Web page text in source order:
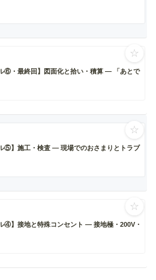
⑥・最終回】図面化と拾い・積算 ― 「あとで
☆
⑤】施工・検査 ― 現場でのおさまりとトラブ
☆
④】接地と特殊コンセント ― 接地極・200V・
☆